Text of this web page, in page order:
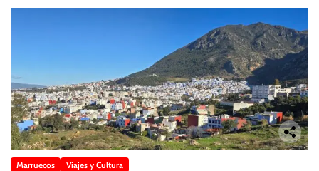
Marruecos Viajes y Cultura